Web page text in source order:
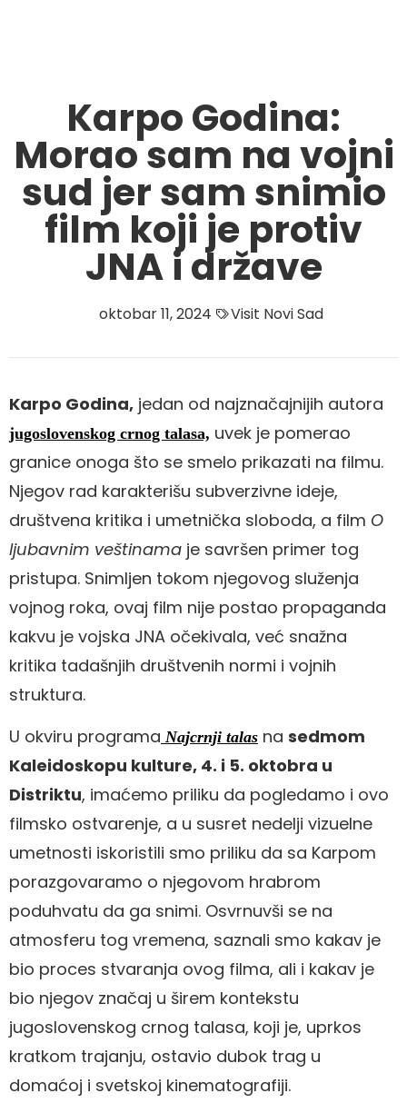
Karpo Godina:
Morao sam na vojni
sud jer sam snimio
film koji je protiv
JNA i države
oktobar 11, 2024 Visit Novi Sad
Karpo Godina, jedan od najznačajnijih autora
jugoslovenskog crnog talasa, uvek je pomerao
granice onoga što se smelo prikazati na filmu.
Njegov rad karakterišu subverzivne ideje,
društvena kritika i umetnička sloboda, a film O
ljubavnim veštinama je savršen primer tog
pristupa. Snimljen tokom njegovog služenja
vojnog roka, ovaj film nije postao propaganda
kakvu je vojska JNA očekivala, već snažna
kritika tadašnjih društvenih normi i vojnih
struktura.
U okviru programa Najcrnji talas na sedmom
Kaleidoskopu kulture, 4. i 5. oktobra u
Distriktu, imaćemo priliku da pogledamo i ovo
filmsko ostvarenje, a u susret nedelji vizuelne
umetnosti iskoristili smo priliku da sa Karpom
porazgovaramo o njegovom hrabrom
poduhvatu da ga snimi. Osvrnuvši se na
atmosferu tog vremena, saznali smo kakav je
bio proces stvaranja ovog filma, ali i kakav je
bio njegov značaj u širem kontekstu
jugoslovenskog crnog talasa, koji je, uprkos
kratkom trajanju, ostavio dubok trag u
domaćoj i svetskoj kinematografiji.